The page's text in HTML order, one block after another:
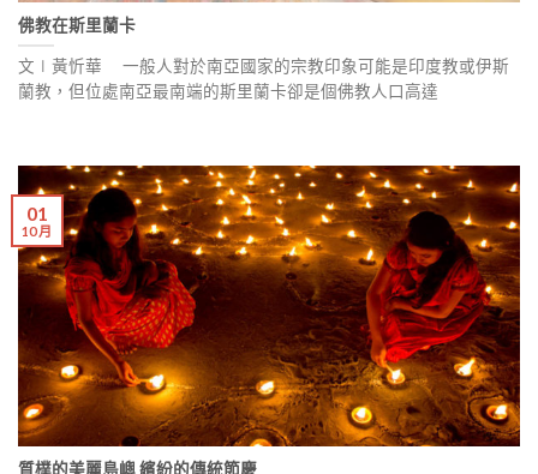
佛教在斯里蘭卡
文∣黃忻華 一般人對於南亞國家的宗教印象可能是印度教或伊斯
蘭教，但位處南亞最南端的斯里蘭卡卻是個佛教人口高達
質樸的美麗島嶼 繽紛的傳統節慶
01
10 月